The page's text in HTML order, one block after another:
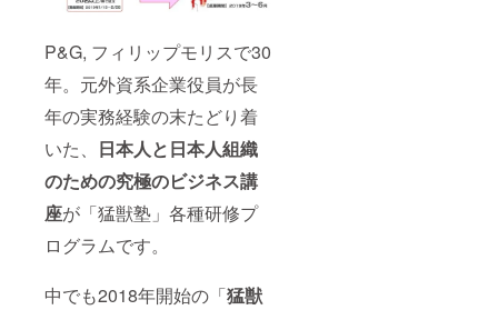
P&G, フィリップモリスで30
年。元外資系企業役員が長
年の実務経験の末たどり着
いた、 日本人と日本人組織
のための究極のビジネス講
座が「猛獣塾」各種研修プ
ログラムです。
中でも2018年開始の「猛獣